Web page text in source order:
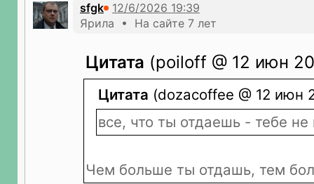
sfgk
Ярила • На сайте 7 лет
Цитата (poiloff @ 12 июн
Цитата (dozacoffee @ 12 июн
все, что ты отдаешь - тебе не
Чем больше ты отдашь, тем